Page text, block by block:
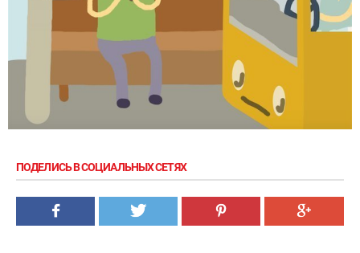
ПОДЕЛИСЬ В СОЦИАЛЬНЫХ СЕТЯХ